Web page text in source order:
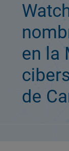
en la
de